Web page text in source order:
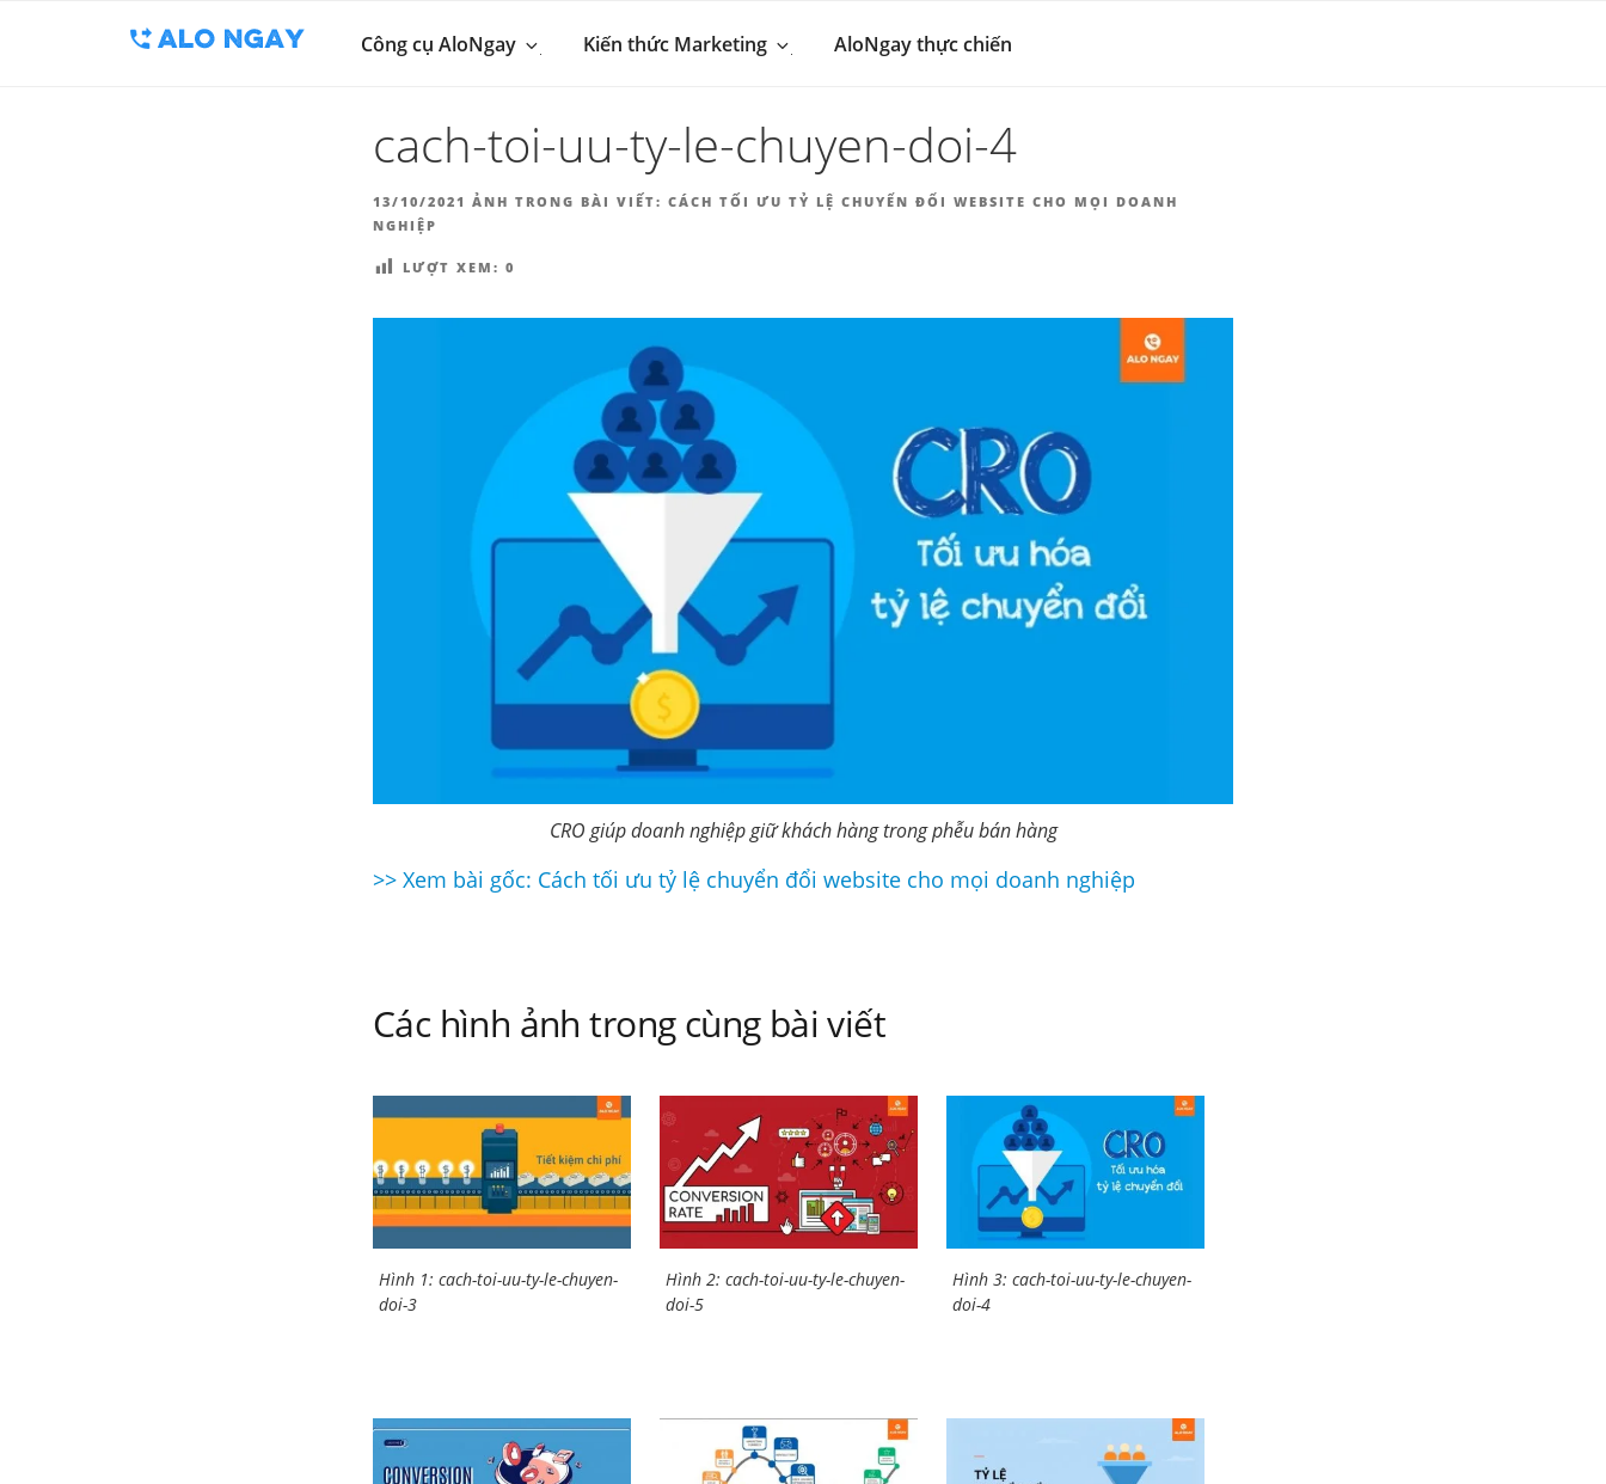
BLOG MARKETING & BÁN HÀNG |
Công cụ AloNgay
Kiến thức Marketing AloNgay thực chiến
cach-toi-uu-ty-le-chuyen-doi-4
ĐĂNG
TRONG
13/10/2021 ẢNH TRONG BÀI VIẾT: CÁCH TỐI ƯU TỶ LỆ CHUYỂN ĐỔI WEBSITE CHO MỌI DOANH
NGHIỆP
LƯỢT XEM: 0
CRO giúp doanh nghiệp giữ khách hàng trong phễu bán hàng
Điều
viết
>> Xem bài gốc: Cách tối ưu tỷ lệ chuyển đổi website cho mọi doanh nghiệp
Các hình ảnh trong cùng bài viết
Hình 1: cach-toi-uu-ty-le-chuyen-
doi-3
Hình 2: cach-toi-uu-ty-le-chuyen-
doi-5
Hình 3: cach-toi-uu-ty-le-chuyen-
doi-4